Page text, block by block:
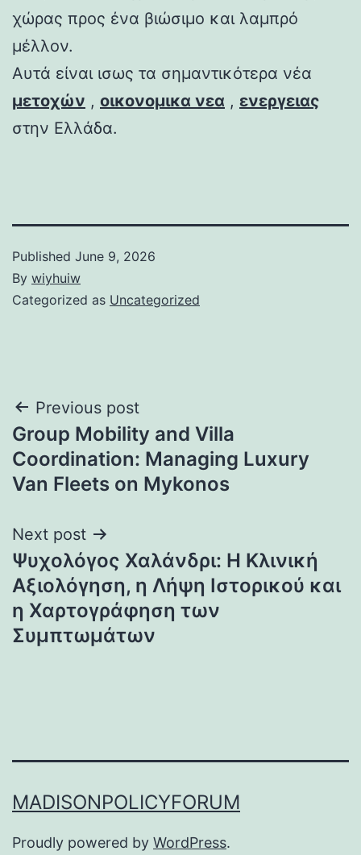
χώρας προς ένα βιώσιμο και λαμπρό
μέλλον.
Αυτά είναι ισως τα σημαντικότερα νέα
μετοχών , οικονομικα νεα , ενεργειας
στην Ελλάδα.
Published June 9, 2026
By wiyhuiw
Categorized as Uncategorized
Post
navigation
Previous post
Group Mobility and Villa
Coordination: Managing Luxury
Van Fleets on Mykonos
Next post
Ψυχολόγος Χαλάνδρι: Η Κλινική
Αξιολόγηση, η Λήψη Ιστορικού και
η Χαρτογράφηση των
Συμπτωμάτων
MADISONPOLICYFORUM
Proudly powered by WordPress.